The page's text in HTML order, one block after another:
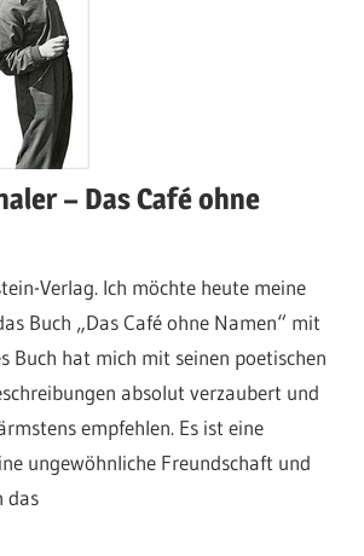
– Das Café ohne
Verlag. Ich möchte heute meine
Buch „Das Café ohne Namen“ mit
Buch hat mich mit seinen poetischen
absolut verzaubert und
empfehlen. Es ist eine
ungewöhnliche Freundschaft und
das